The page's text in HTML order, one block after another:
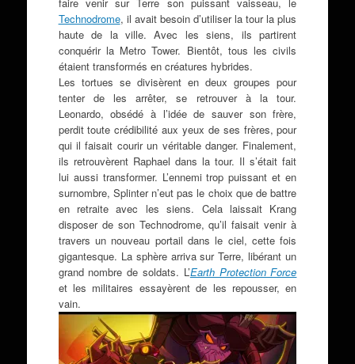
faire venir sur Terre son puissant vaisseau, le
Technodrome, il avait besoin d’utiliser la tour la plus
haute de la ville. Avec les siens, ils partirent
conquérir la Metro Tower. Bientôt, tous les civils
étaient transformés en créatures hybrides.
Les tortues se divisèrent en deux groupes pour
tenter de les arrêter, se retrouver à la tour.
Leonardo, obsédé à l’idée de sauver son frère,
perdit toute crédibilité aux yeux de ses frères, pour
qui il faisait courir un véritable danger. Finalement,
ils retrouvèrent Raphael dans la tour. Il s’était fait
lui aussi transformer. L’ennemi trop puissant et en
surnombre, Splinter n’eut pas le choix que de battre
en retraite avec les siens. Cela laissait Krang
disposer de son Technodrome, qu’il faisait venir à
travers un nouveau portail dans le ciel, cette fois
gigantesque. La sphère arriva sur Terre, libérant un
grand nombre de soldats. L’Earth Protection Force
et les militaires essayèrent de les repousser, en
vain.